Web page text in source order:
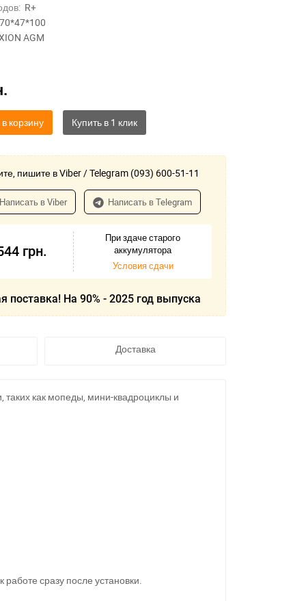
R+
70*47*100
AGM
корзину
пишите в Viber / Telegram (093) 600-51-11
в Viber Написать в Telegram
грн.
При здаче старого
аккумулятора
Условия сдачи
поставка! На 90% - 2025 год выпуска
Доставка
как мопеды, мини-квадроциклы и
сразу после установки.